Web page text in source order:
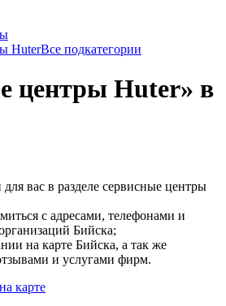
HuterВсе подкатегории
центры Huter» в
вас в разделе сервисные центры
с адресами, телефонами и
Бийска;
на карте Бийска, а так же
и услугами фирм.
карте